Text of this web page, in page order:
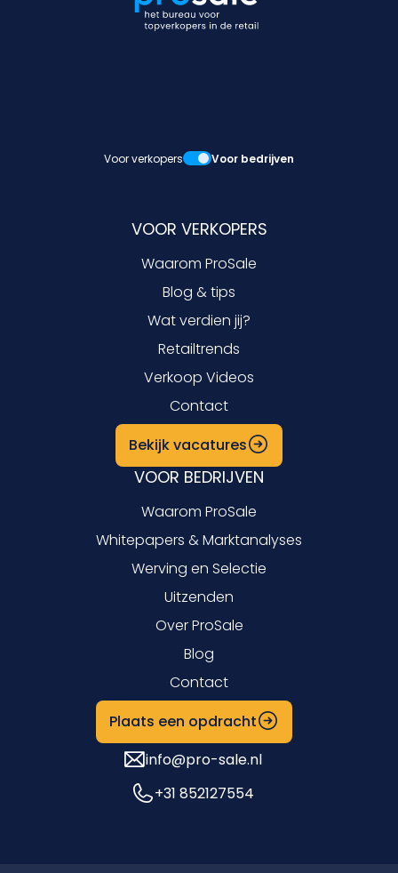
Voor verkopers Voor bedrijven
VOOR VERKOPERS
Waarom ProSale
Blog & tips
Wat verdien jij?
Retailtrends
Verkoop Videos
Contact
Bekijk vacatures
VOOR BEDRIJVEN
Waarom ProSale
Whitepapers & Marktanalyses
Werving en Selectie
Uitzenden
Over ProSale
Blog
Contact
Plaats een opdracht
info@pro-sale.nl
+31 852127554